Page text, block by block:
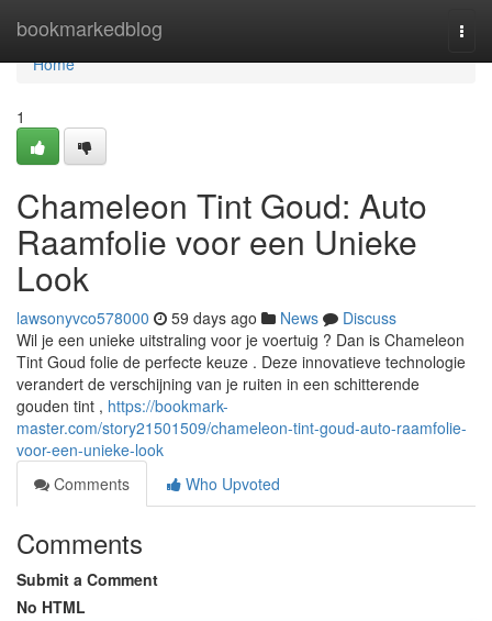
bookmarkedblog
Home
Home
1
Chameleon Tint Goud: Auto
Raamfolie voor een Unieke
Look
lawsonyvco578000 59 days ago News
Discuss
Wil je een unieke uitstraling voor je voertuig ? Dan is Chameleon
Tint Goud folie de perfecte keuze . Deze innovatieve technologie
verandert de verschijning van je ruiten in een schitterende
gouden tint , https://bookmark-
master.com/story21501509/chameleon-tint-goud-auto-raamfolie-
voor-een-unieke-look
Comments
Who Upvoted
Comments
Submit a Comment
No HTML